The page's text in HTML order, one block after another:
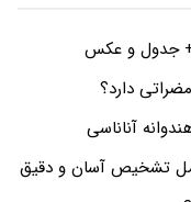
+ جدول و عکس
دارد؟
آناناسی
تشخیص آسان و دقیق